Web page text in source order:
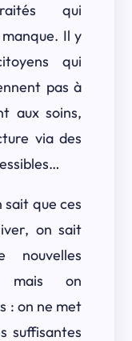
qui
Il y
qui
pas à
aux soins,
via des
sait que ces
on sait
nouvelles
mais on
: on ne met
suffisantes